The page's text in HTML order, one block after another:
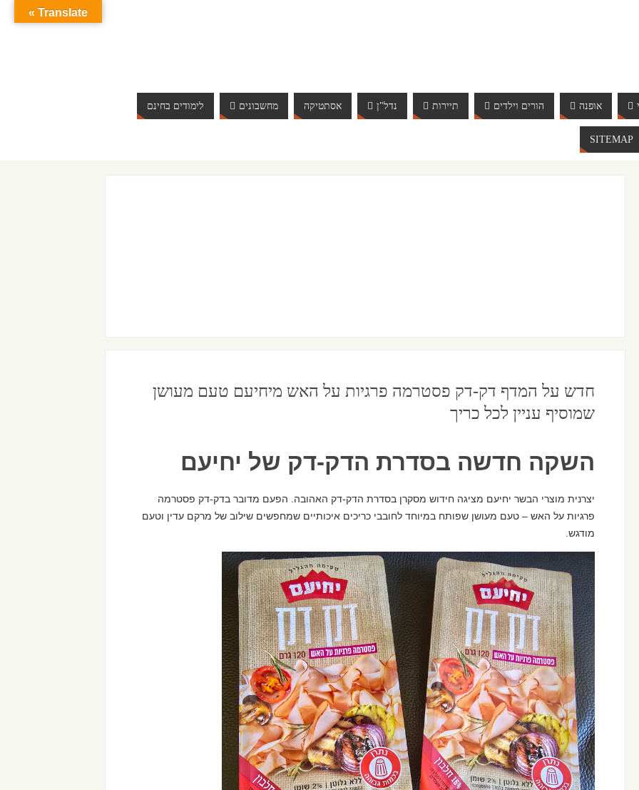
אופנה הורים וילדים תיירות נדל"ן אסתטיקה מחשבונים לימודים בחינם
SITEMAP
חדש על המדף דק-דק פסטרמה פרגיות על האש מיחיעם טעם מעושן
שמוסיף עניין לכל כריך
השקה חדשה בסדרת הדק-דק של יחיעם
יצרנית מוצרי הבשר יחיעם מציגה חידוש מסקרן בסדרת הדק-דק האהובה. הפעם מדובר בדק-דק פסטרמה
פרגיות על האש – טעם מעושן שפותח במיוחד לחובבי כריכים איכותיים שמחפשים שילוב של מרקם עדין וטעם
מודגש.
Translate »